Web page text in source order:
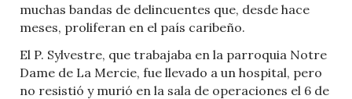
muchas bandas de delincuentes que, desde hace
meses, proliferan en el país caribeño.
El P. Sylvestre, que trabajaba en la parroquia Notre
Dame de La Mercie, fue llevado a un hospital, pero
no resistió y murió en la sala de operaciones el 6 de